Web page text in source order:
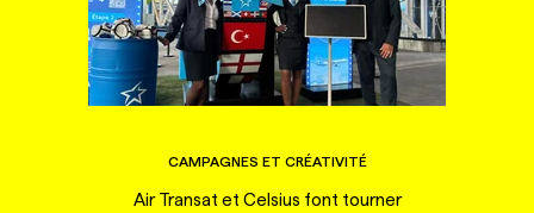
CAMPAGNES ET CRÉATIVITÉ
Air Transat et Celsius font tourner